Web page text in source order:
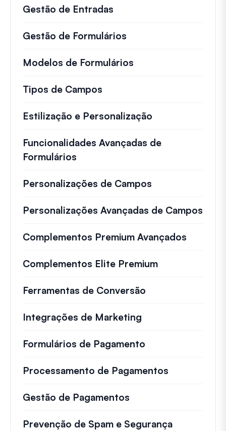
Gestão de Entradas
Gestão de Formulários
Modelos de Formulários
Tipos de Campos
Estilização e Personalização
Funcionalidades Avançadas de
Formulários
Personalizações de Campos
Personalizações Avançadas de Campos
Complementos Premium Avançados
Complementos Elite Premium
Ferramentas de Conversão
Integrações de Marketing
Formulários de Pagamento
Processamento de Pagamentos
Gestão de Pagamentos
Prevenção de Spam e Segurança